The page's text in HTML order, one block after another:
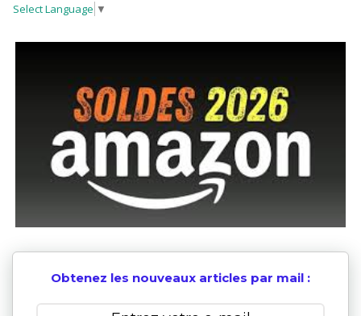
Select Language ▼
Obtenez les nouveaux articles par mail :